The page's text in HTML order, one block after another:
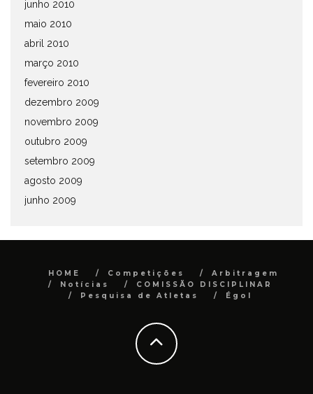
junho 2010
maio 2010
abril 2010
março 2010
fevereiro 2010
dezembro 2009
novembro 2009
outubro 2009
setembro 2009
agosto 2009
junho 2009
HOME Competições
Arbitragem
Notícias
COMISSÃO DISCIPLINAR
Pesquisa de Atletas
Égol